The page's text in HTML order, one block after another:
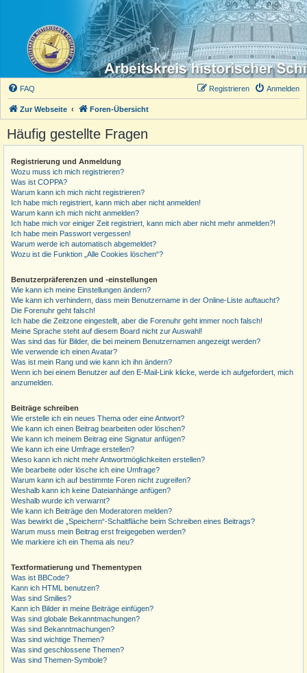
FAQ Anmelden
Registrieren
Zur Webseite Foren-Übersicht
Häufig gestellte Fragen
Registrierung und Anmeldung
Wozu muss ich mich registrieren?
Was ist COPPA?
Warum kann ich mich nicht registrieren?
Ich habe mich registriert, kann mich aber nicht anmelden!
Warum kann ich mich nicht anmelden?
Ich habe mich vor einiger Zeit registriert, kann mich aber nicht mehr anmelden?!
Ich habe mein Passwort vergessen!
Warum werde ich automatisch abgemeldet?
Wozu ist die Funktion „Alle Cookies löschen“?
Benutzerpräferenzen und -einstellungen
Wie kann ich meine Einstellungen ändern?
Wie kann ich verhindern, dass mein Benutzername in der Online-Liste auftaucht?
Die Forenuhr geht falsch!
Ich habe die Zeitzone eingestellt, aber die Forenuhr geht immer noch falsch!
Meine Sprache steht auf diesem Board nicht zur Auswahl!
Was sind das für Bilder, die bei meinem Benutzernamen angezeigt werden?
Wie verwende ich einen Avatar?
Was ist mein Rang und wie kann ich ihn ändern?
Wenn ich bei einem Benutzer auf den E-Mail-Link klicke, werde ich aufgefordert, mich
anzumelden.
Beiträge schreiben
Wie erstelle ich ein neues Thema oder eine Antwort?
Wie kann ich einen Beitrag bearbeiten oder löschen?
Wie kann ich meinem Beitrag eine Signatur anfügen?
Wie kann ich eine Umfrage erstellen?
Wieso kann ich nicht mehr Antwortmöglichkeiten erstellen?
Wie bearbeite oder lösche ich eine Umfrage?
Warum kann ich auf bestimmte Foren nicht zugreifen?
Weshalb kann ich keine Dateianhänge anfügen?
Weshalb wurde ich verwarnt?
Wie kann ich Beiträge den Moderatoren melden?
Was bewirkt die „Speichern“-Schaltfläche beim Schreiben eines Beitrags?
Warum muss mein Beitrag erst freigegeben werden?
Wie markiere ich ein Thema als neu?
Textformatierung und Thementypen
Was ist BBCode?
Kann ich HTML benutzen?
Was sind Smilies?
Kann ich Bilder in meine Beiträge einfügen?
Was sind globale Bekanntmachungen?
Was sind Bekanntmachungen?
Was sind wichtige Themen?
Was sind geschlossene Themen?
Was sind Themen-Symbole?